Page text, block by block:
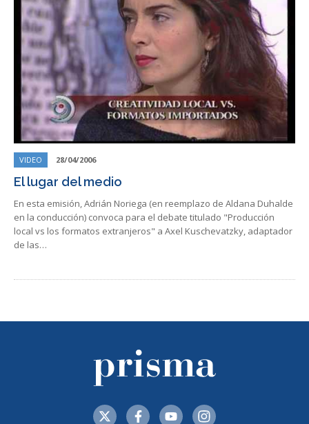
VIDEO 28/04/2006
El lugar del medio
En esta emisión, Adrián Noriega (en reemplazo de Aldana Duhalde
en la conducción) convoca para el debate titulado "Producción
local vs los formatos extranjeros" a Axel Kuschevatzky, adaptador
de las…